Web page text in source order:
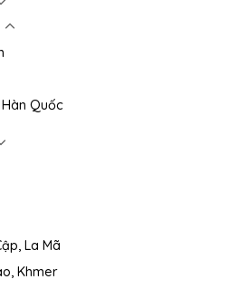
Quốc
La Mã
Khmer